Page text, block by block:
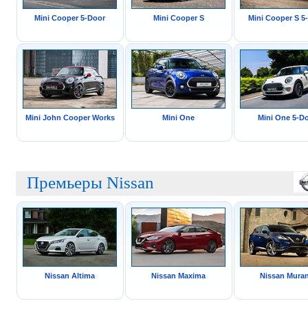
Mini Cooper 5-Door Mini Cooper S Mini Cooper S
Mini John Cooper Works Mini One Mini One 5-
Премьеры Nissan
Nissan Altima Nissan Maxima Nissan